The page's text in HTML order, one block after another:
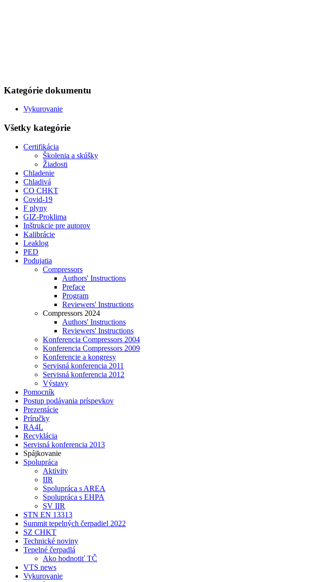
Kategórie dokumentu
Vykurovanie
Všetky kategórie
Certifikácia
Školenia a skúšky
Žiadosti
Chladenie
Chladivá
CO CHKT
Covid-19
F plyny
GIZ-Proklima
Inštrukcie pre autorov
Kalibrácie
Leaklog
PED
Podujatia
Compressors
Authors' Instructions
Preface
Program
Reviewers' Instructions
Compressors 2024
Authors' Instructions
Reviewers' Instructions
Konferencia Compressors 2004
Konferencia Compressors 2009
Konferencie a kongresy
Servisná konferencia 2011
Servisná konferencia 2012
Výstavy
Pomocník
Postup podávania príspevkov
Prezentácie
Príručky
RA4L
Recyklácia
Servisná konferencia 2013
Spájkovanie
Spolupráca
Aktivity
IIR
Spolupráca s AREA
Spolupráca s EHPA
SV IIR
STN EN 13313
Summit tepelných čerpadiel 2022
SZ CHKT
Technické noviny
Tepelné čerpadlá
Ako hodnotiť TČ
VTS news
Vykurovanie